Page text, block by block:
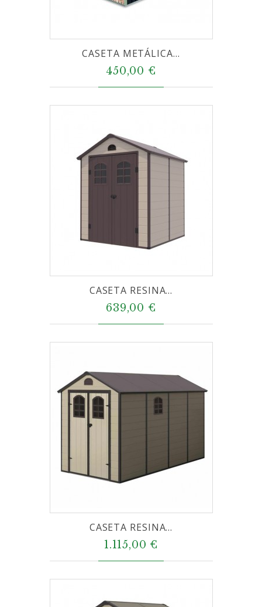
CASETA METÁLICA...
450,00 €
CASETA RESINA...
639,00 €
CASETA RESINA...
1.115,00 €